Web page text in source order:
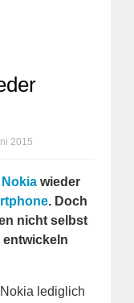
2015
Nokia wieder
. Doch
nicht selbst
lediglich